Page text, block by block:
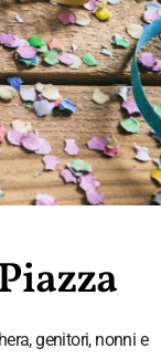
genitori, nonni e